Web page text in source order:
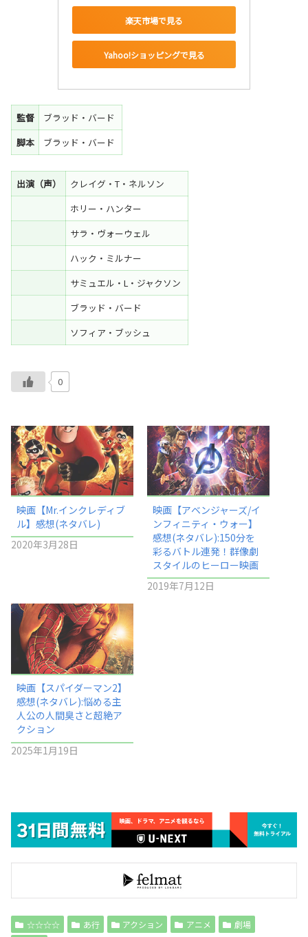
楽天市場で見る
Yahoo!ショッピングで見る
監督
ブラッド・バード
脚本
ブラッド・バード
出演（声）
クレイグ・T・ネルソン
ホリー・ハンター
サラ・ヴォーウェル
ハック・ミルナー
サミュエル・L・ジャクソン
ブラッド・バード
ソフィア・ブッシュ
0
映画【Mr.インクレディブ
ル】感想(ネタバレ)
2020年3月28日
映画【アベンジャーズ/イ
ンフィニティ・ウォー】
感想(ネタバレ):150分を
彩るバトル連発！群像劇
スタイルのヒーロー映画
2019年7月12日
映画【スパイダーマン2】
感想(ネタバレ):悩める主
人公の人間臭さと超絶ア
クション
2025年1月19日
☆☆☆☆ あ行 アクション アニメ
劇場